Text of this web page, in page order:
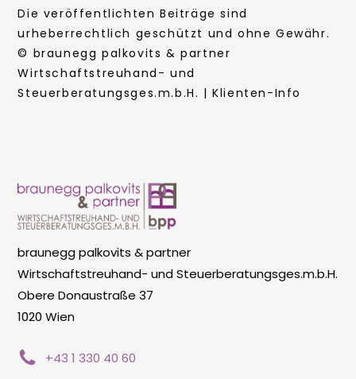
Die veröffentlichten Beiträge sind
urheberrechtlich geschützt und ohne Gewähr.
© braunegg palkovits & partner
Wirtschaftstreuhand- und
Steuerberatungsges.m.b.H. | Klienten-Info
braunegg palkovits & partner
Wirtschaftstreuhand- und Steuerberatungsges.m.b.H.
Obere Donaustraße 37
1020 Wien
+43 1 330 40 60